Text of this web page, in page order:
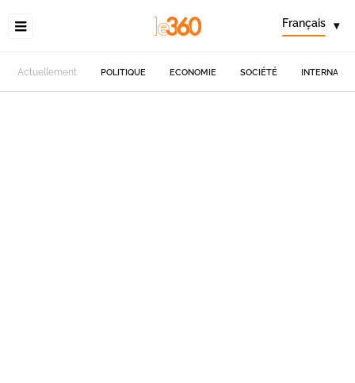
Français ▾
Actuellement POLITIQUE ECONOMIE SOCIÉTÉ